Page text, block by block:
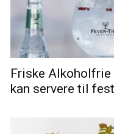
Friske
kan servere til